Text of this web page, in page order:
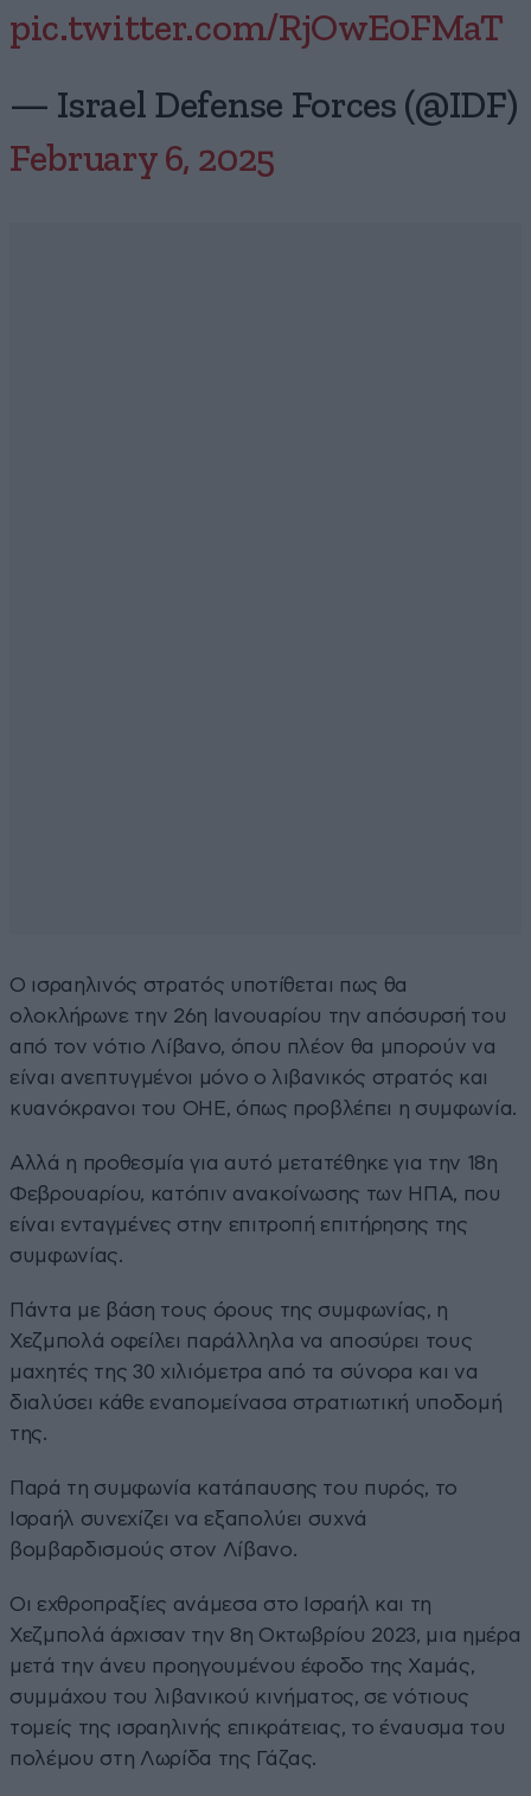
pic.twitter.com/RjOwE0FMaT
— Israel Defense Forces (@IDF)
February 6, 2025
Ο ισραηλινός στρατός υποτίθεται πως θα
ολοκλήρωνε την 26η Ιανουαρίου την απόσυρσή του
από τον νότιο Λίβανο, όπου πλέον θα μπορούν να
είναι ανεπτυγμένοι μόνο ο λιβανικός στρατός και
κυανόκρανοι του ΟΗΕ, όπως προβλέπει η συμφωνία.
Αλλά η προθεσμία για αυτό μετατέθηκε για την 18η
Φεβρουαρίου, κατόπιν ανακοίνωσης των ΗΠΑ, που
είναι ενταγμένες στην επιτροπή επιτήρησης της
συμφωνίας.
Πάντα με βάση τους όρους της συμφωνίας, η
Χεζμπολά οφείλει παράλληλα να αποσύρει τους
μαχητές της 30 χιλιόμετρα από τα σύνορα και να
διαλύσει κάθε εναπομείνασα στρατιωτική υποδομή
της.
Παρά τη συμφωνία κατάπαυσης του πυρός, το
Ισραήλ συνεχίζει να εξαπολύει συχνά
βομβαρδισμούς στον Λίβανο.
Οι εχθροπραξίες ανάμεσα στο Ισραήλ και τη
Χεζμπολά άρχισαν την 8η Οκτωβρίου 2023, μια ημέρα
μετά την άνευ προηγουμένου έφοδο της Χαμάς,
συμμάχου του λιβανικού κινήματος, σε νότιους
τομείς της ισραηλινής επικράτειας, το έναυσμα του
πολέμου στη Λωρίδα της Γάζας.